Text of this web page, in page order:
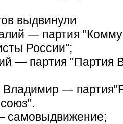
выдвинули
— партия
России";
— партия "Партия
—
самовыдвижение;